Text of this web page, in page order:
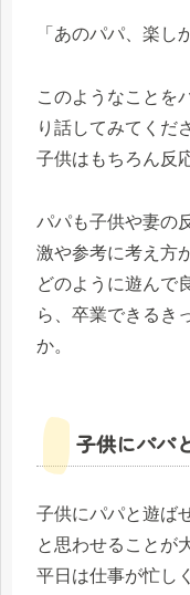
「あのパパ、楽し
このようなことを
り話してみてくだ
子供はもちろん反
パパも子供や妻の
激や参考に考え方
どのように遊んで
ら、卒業できるき
か。
子供にパパ
子供にパパと遊ば
と思わせることが
平日は仕事が忙し